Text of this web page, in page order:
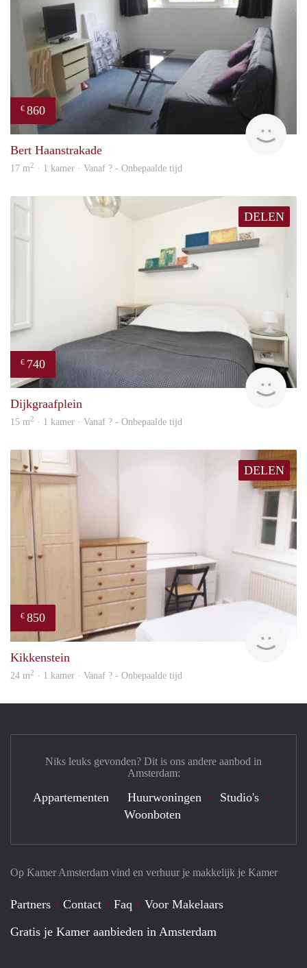
€ 860
Bert Haanstrakade
17 m2 · 1 kamer · Vanaf ? - Onbepaalde tijd
DELEN
€ 740
Dijkgraafplein
15 m2 · 1 kamer · Vanaf ? - Onbepaalde tijd
DELEN
€ 850
Kikkenstein
24 m2 · 1 kamer · Vanaf ? - Onbepaalde tijd
Op Kamer Amsterdam vind en verhuur je makkelijk je Kamer
Partners Contact Faq
Voor Makelaars
Gratis je Kamer aanbieden in Amsterdam
Niks leuks gevonden? Dit is ons andere aanbod in
Amsterdam:
Appartementen Huurwoningen
Studio's
Woonboten